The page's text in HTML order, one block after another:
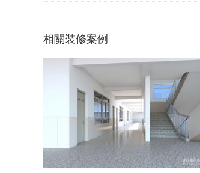
相關裝修案例